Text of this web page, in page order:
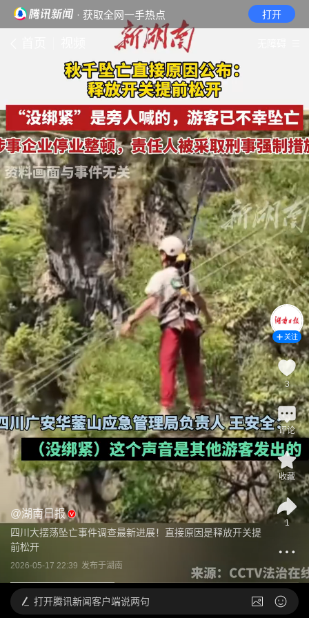
· 获取全网一手热点 打开
@湖南日报
四川大摆荡坠亡事件调查最新进展！直接原因是释放开关提
前松开
2026-05-17 22:39 发布于湖南
关注
3
评论
收藏
1
打开腾讯新闻客户端说两句